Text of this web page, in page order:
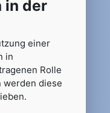
der
einer
in
Rolle
werden diese